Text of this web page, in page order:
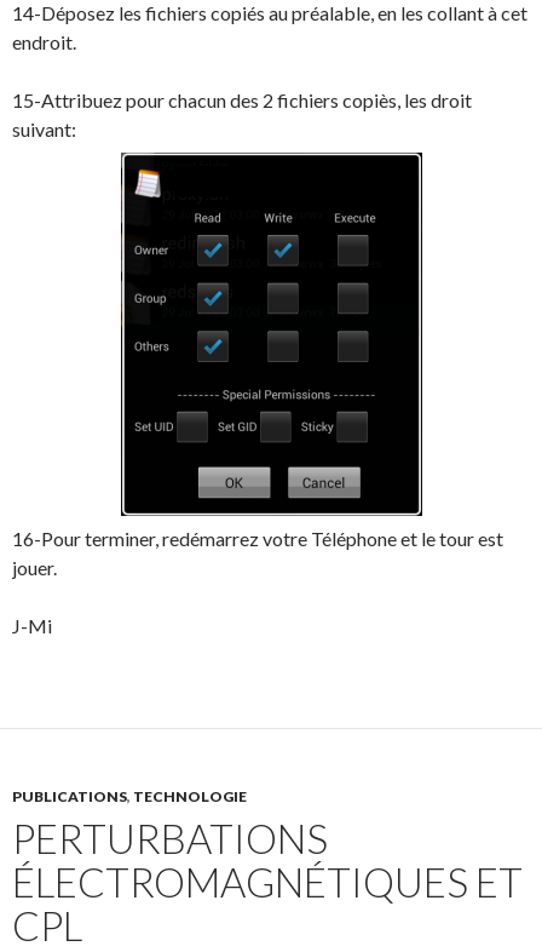
14-Déposez les fichiers copiés au préalable, en les collant à cet
endroit.
15-Attribuez pour chacun des 2 fichiers copiès, les droit
suivant:
16-Pour terminer, redémarrez votre Téléphone et le tour est
jouer.
J-Mi
PUBLICATIONS, TECHNOLOGIE
PERTURBATIONS
ÉLECTROMAGNÉTIQUES ET
CPL